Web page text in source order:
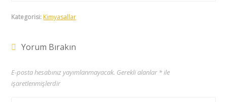
Kategorisi: Kimyasallar
Yorum Bırakın
E-posta hesabınız yayımlanmayacak. Gerekli alanlar*ile
işaretlenmişlerdir